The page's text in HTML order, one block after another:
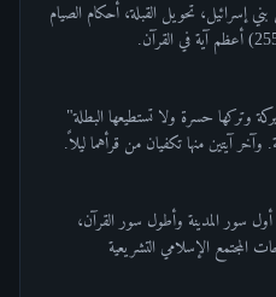
إسرائيل، تحويل القبلة، أحكام الصيام
وتركها حسرة ولا تستطيعها البطلة"
وآخر آيتين منها تكفيان من قرأهما ليلاً.
أول سور المدينة وأطول سور القرآن،
المجتمع الإسلامي التشريعية